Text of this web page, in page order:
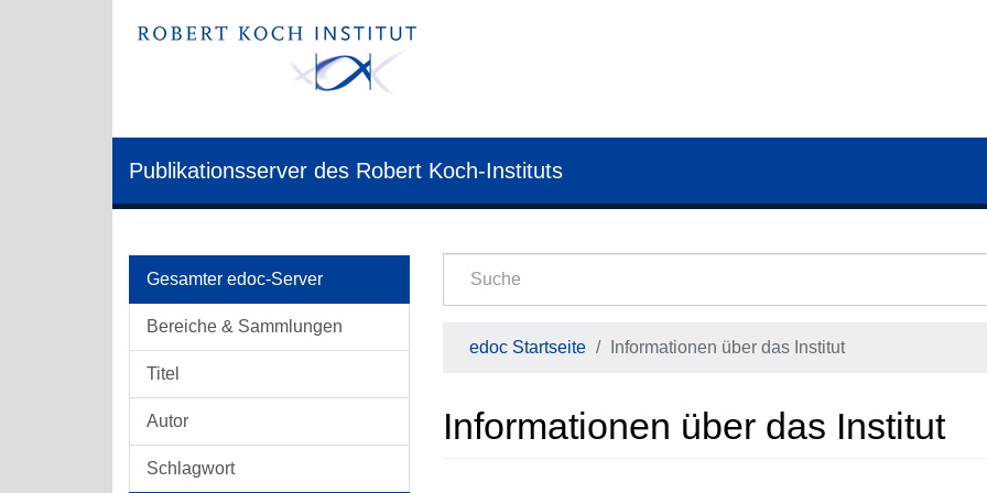
Publikationsserver des Robert Koch-Instituts
Gesamter edoc-Server
Bereiche & Sammlungen
Titel
Autor
Schlagwort
edoc Startseite Informationen über das Institut
Informationen über das Institut